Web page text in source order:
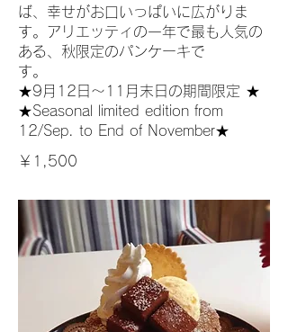
ば、幸せがお口いっぱいに広がりま
す。アリエッティの一年で最も人気の
ある、秋限定のパンケーキで
す。
★9月12日～11月末日の期間限定 ★
★Seasonal limited edition from
12/Sep. to End of November★
￥1,500